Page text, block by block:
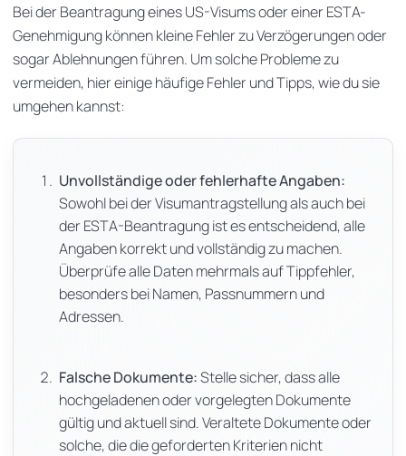
Bei der Beantragung eines US-Visums oder einer ESTA-
Genehmigung können kleine Fehler zu Verzögerungen oder
sogar Ablehnungen führen. Um solche Probleme zu
vermeiden, hier einige häufige Fehler und Tipps, wie du sie
umgehen kannst:
Unvollständige oder fehlerhafte Angaben:
Sowohl bei der Visumantragstellung als auch bei
der ESTA-Beantragung ist es entscheidend, alle
Angaben korrekt und vollständig zu machen.
Überprüfe alle Daten mehrmals auf Tippfehler,
besonders bei Namen, Passnummern und
Adressen.
Falsche Dokumente:Stelle sicher, dass alle
hochgeladenen oder vorgelegten Dokumente
gültig und aktuell sind. Veraltete Dokumente oder
solche, die die geforderten Kriterien nicht